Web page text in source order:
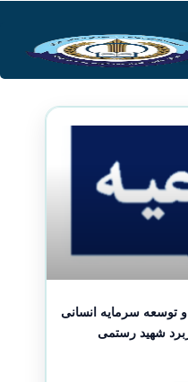
توسعه سرمایه انسانی
شهید رستمی